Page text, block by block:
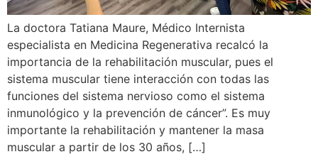
La doctora Tatiana Maure, Médico Internista
especialista en Medicina Regenerativa recalcó la
importancia de la rehabilitación muscular, pues el
sistema muscular tiene interacción con todas las
funciones del sistema nervioso como el sistema
inmunológico y la prevención de cáncer”. Es muy
importante la rehabilitación y mantener la masa
muscular a partir de los 30 años, […]